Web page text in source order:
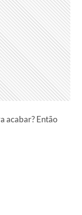
acabar? Então